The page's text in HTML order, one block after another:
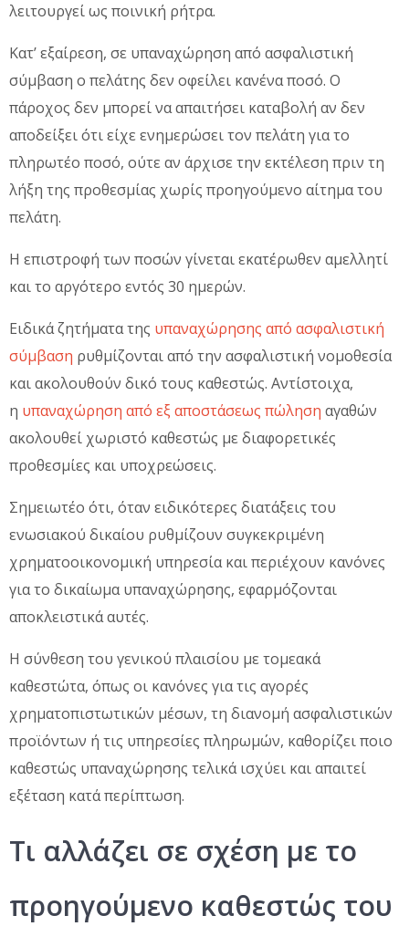
λειτουργεί ως ποινική ρήτρα.
Κατ’ εξαίρεση, σε υπαναχώρηση από ασφαλιστική
σύμβαση ο πελάτης δεν οφείλει κανένα ποσό. Ο
πάροχος δεν μπορεί να απαιτήσει καταβολή αν δεν
αποδείξει ότι είχε ενημερώσει τον πελάτη για το
πληρωτέο ποσό, ούτε αν άρχισε την εκτέλεση πριν τη
λήξη της προθεσμίας χωρίς προηγούμενο αίτημα του
πελάτη.
Η επιστροφή των ποσών γίνεται εκατέρωθεν αμελλητί
και το αργότερο εντός 30 ημερών.
Ειδικά ζητήματα της υπαναχώρησης από ασφαλιστική
σύμβαση ρυθμίζονται από την ασφαλιστική νομοθεσία
και ακολουθούν δικό τους καθεστώς. Αντίστοιχα,
η υπαναχώρηση από εξ αποστάσεως πώληση αγαθών
ακολουθεί χωριστό καθεστώς με διαφορετικές
προθεσμίες και υποχρεώσεις.
Σημειωτέο ότι, όταν ειδικότερες διατάξεις του
ενωσιακού δικαίου ρυθμίζουν συγκεκριμένη
χρηματοοικονομική υπηρεσία και περιέχουν κανόνες
για το δικαίωμα υπαναχώρησης, εφαρμόζονται
αποκλειστικά αυτές.
Η σύνθεση του γενικού πλαισίου με τομεακά
καθεστώτα, όπως οι κανόνες για τις αγορές
χρηματοπιστωτικών μέσων, τη διανομή ασφαλιστικών
προϊόντων ή τις υπηρεσίες πληρωμών, καθορίζει ποιο
καθεστώς υπαναχώρησης τελικά ισχύει και απαιτεί
εξέταση κατά περίπτωση.
Τι αλλάζει σε σχέση με το
προηγούμενο καθεστώς του